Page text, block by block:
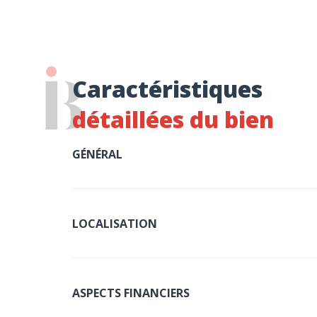
Caractéristiques
détaillées du bien
GÉNÉRAL
LOCALISATION
ASPECTS FINANCIERS